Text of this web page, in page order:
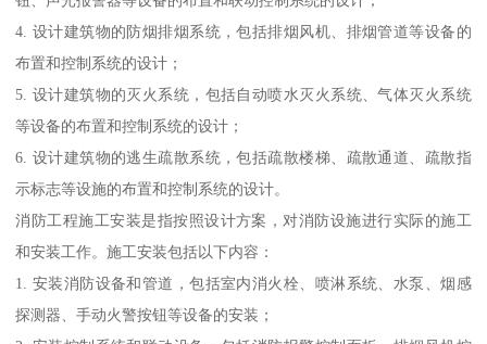
4. 设计建筑物的防烟排烟系统，包括排烟风机、排烟管道等设备的
布置和控制系统的设计；
5. 设计建筑物的灭火系统，包括自动喷水灭火系统、气体灭火系统
等设备的布置和控制系统的设计；
6. 设计建筑物的逃生疏散系统，包括疏散楼梯、疏散通道、疏散指
示标志等设施的布置和控制系统的设计。
消防工程施工安装是指按照设计方案，对消防设施进行实际的施工
和安装工作。施工安装包括以下内容：
1. 安装消防设备和管道，包括室内消火栓、喷淋系统、水泵、烟感
探测器、手动火警按钮等设备的安装；